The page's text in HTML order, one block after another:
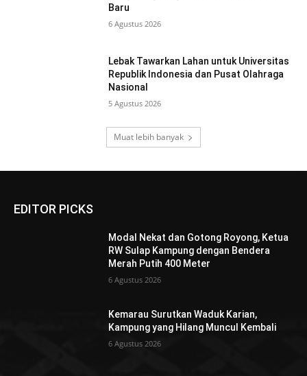
Baru
6 Agustus 2026
Lebak Tawarkan Lahan untuk Universitas
Republik Indonesia dan Pusat Olahraga
Nasional
5 Agustus 2026
Muat lebih banyak
EDITOR PICKS
Modal Nekat dan Gotong Royong, Ketua
RW Sulap Kampung dengan Bendera
Merah Putih 400 Meter
6 Agustus 2026
Kemarau Surutkan Waduk Karian,
Kampung yang Hilang Muncul Kembali
6 Agustus 2026